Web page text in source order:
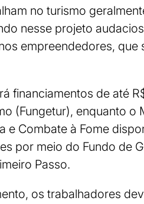
no turismo
nesse projeto
empreendedores,
financiamentos de até
(Fungetur), enquanto
e Combate à Fome
por meio do Fundo de
Passo.
os trabalhadores